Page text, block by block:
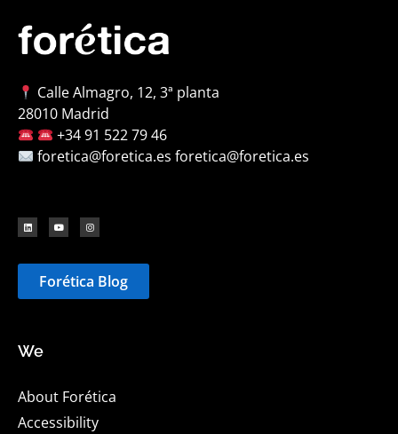
Calle Almagro, 12, 3ª planta
28010 Madrid
+34 91 522 79 46
foretica@foretica.es foretica@foretica.es
Forética Blog
We
About Forética
Accessibility